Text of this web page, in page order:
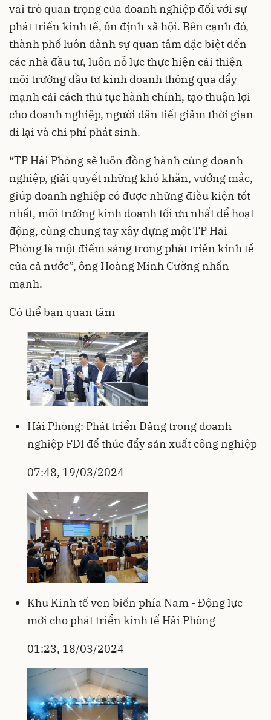
vai trò quan trọng của doanh nghiệp đối với sự
phát triển kinh tế, ổn định xã hội. Bên cạnh đó,
thành phố luôn dành sự quan tâm đặc biệt đến
các nhà đầu tư, luôn nỗ lực thực hiện cải thiện
môi trường đầu tư kinh doanh thông qua đẩy
mạnh cải cách thủ tục hành chính, tạo thuận lợi
cho doanh nghiệp, người dân tiết giảm thời gian
đi lại và chi phí phát sinh.
“TP Hải Phòng sẽ luôn đồng hành cùng doanh
nghiệp, giải quyết những khó khăn, vướng mắc,
giúp doanh nghiệp có được những điều kiện tốt
nhất, môi trường kinh doanh tối ưu nhất để hoạt
động, cùng chung tay xây dựng một TP Hải
Phòng là một điểm sáng trong phát triển kinh tế
của cả nước”, ông Hoàng Minh Cường nhấn
mạnh.
Có thể bạn quan tâm
Hải Phòng: Phát triển Đảng trong doanh
nghiệp FDI để thúc đẩy sản xuất công nghiệp
07:48, 19/03/2024
Khu Kinh tế ven biển phía Nam - Động lực
mới cho phát triển kinh tế Hải Phòng
01:23, 18/03/2024